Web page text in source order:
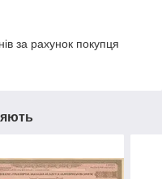
за рахунок покупця